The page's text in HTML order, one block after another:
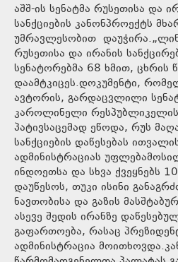
აშშ-ის სენატმა რუსეთისა და
სანქციების კანონპროექტს
უმრავლესობით
რუსეთისა და ირანის
სენატორებმა 68 ხმით, ცხრის
დაამტკიცეს.დოკუმენტი,
ავტორის, გარდაცვლილი
კაროლინელი
პატივსაცემად ეწოდა, რუს
სანქციების დაწესებას
ადმინისტრაციას
ინდოეთსა და სხვა ქვეყნებს
დაუწესოს, თუკი ისინი
ნავთობისა და გაზის
ასევე შედის ირანზე
გაფართოება, რასაც
ადმინისტრაცია